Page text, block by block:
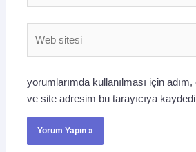
yorumlarımda kullanılması için
ve site adresim bu tarayıcıya